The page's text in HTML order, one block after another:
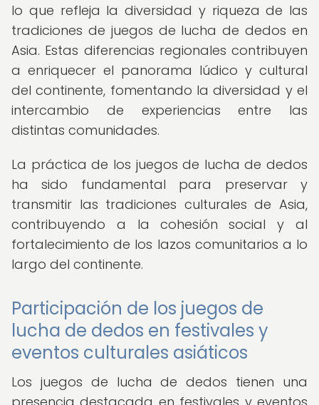
lo que refleja la diversidad y riqueza de las
tradiciones de juegos de lucha de dedos en
Asia. Estas diferencias regionales contribuyen
a enriquecer el panorama lúdico y cultural
del continente, fomentando la diversidad y el
intercambio de experiencias entre las
distintas comunidades.
La práctica de los juegos de lucha de dedos
ha sido fundamental para preservar y
transmitir las tradiciones culturales de Asia,
contribuyendo a la cohesión social y al
fortalecimiento de los lazos comunitarios a lo
largo del continente.
Participación de los juegos de
lucha de dedos en festivales y
eventos culturales asiáticos
Los juegos de lucha de dedos tienen una